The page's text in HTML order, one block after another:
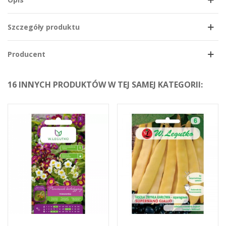
Szczegóły produktu
Producent
16 INNYCH PRODUKTÓW W TEJ SAMEJ KATEGORII: